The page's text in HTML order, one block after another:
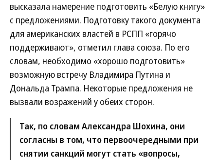
высказала намерение подготовить «Белую книгу»
с предложениями. Подготовку такого документа
для американских властей в РСПП «горячо
поддерживают», отметил глава союза. По его
словам, необходимо «хорошо подготовить»
возможную встречу Владимира Путина и
Дональда Трампа. Некоторые предложения не
вызвали возражений у обеих сторон.
Так, по словам Александра Шохина, они
согласны в том, что первоочередными при
снятии санкций могут стать «вопросы,